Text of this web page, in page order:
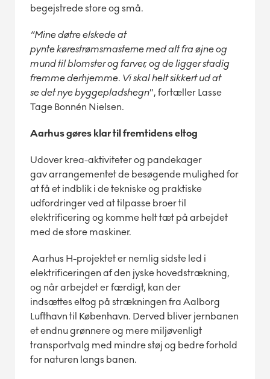
begejstrede store og små.
“Mine døtre elskede at
pynte kørestrømsmasterne med alt fra øjne og
mund til blomster og farver, og de ligger stadig
fremme derhjemme. Viskalheltsikkert udat
se det nye byggepladshegn”, fortæller Lasse
Tage Bonnén Nielsen.
Aarhus gøres klar til fremtidens eltog
Udover krea-aktiviteter og pandekager
gav arrangementet de besøgende mulighed for
at få et indblik i de tekniske og praktiske
udfordringer ved at tilpasse broer til
elektrificering og komme helt tæt på arbejdet
med de store maskiner.
Aarhus H-projektet er nemlig sidste led i
elektrificeringen af den jyske hovedstrækning,
og når arbejdet er færdigt, kan der
indsættes eltog på strækningen fra Aalborg
Lufthavn til København. Derved bliver jernbanen
et endnu grønnere og mere miljøvenligt
transportvalg med mindre støj og bedre forhold
for naturen langs banen.